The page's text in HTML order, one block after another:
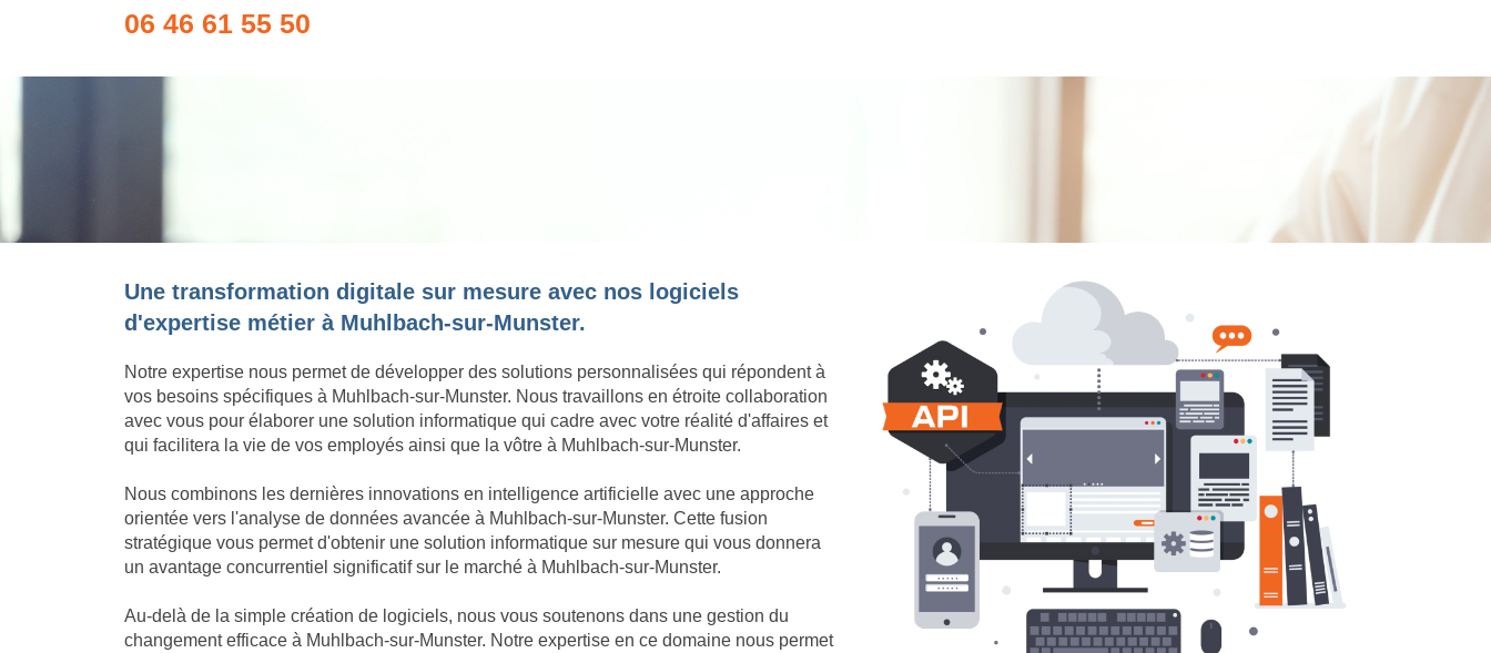
06 46 61 55 50
Une transformation digitale sur mesure avec nos logiciels
d'expertise métier à Muhlbach-sur-Munster.
Notre expertise nous permet de développer des solutions personnalisées qui répondent à
vos besoins spécifiques à Muhlbach-sur-Munster. Nous travaillons en étroite collaboration
avec vous pour élaborer une solution informatique qui cadre avec votre réalité d'affaires et
qui facilitera la vie de vos employés ainsi que la vôtre à Muhlbach-sur-Munster.
Nous combinons les dernières innovations en intelligence artificielle avec une approche
orientée vers l'analyse de données avancée à Muhlbach-sur-Munster. Cette fusion
stratégique vous permet d'obtenir une solution informatique sur mesure qui vous donnera
un avantage concurrentiel significatif sur le marché à Muhlbach-sur-Munster.
Au-delà de la simple création de logiciels, nous vous soutenons dans une gestion du
changement efficace à Muhlbach-sur-Munster. Notre expertise en ce domaine nous permet